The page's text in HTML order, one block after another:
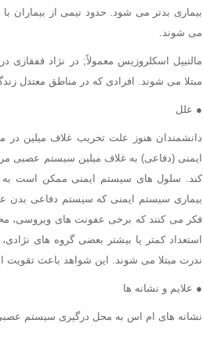
می شوند.
مبتلا می شوند. افرادی که در مناطق معتدل
● علل
دانشمندان هنوز علت تخریب غلاف میلین در
ایمنی (دفاعی) به غلاف میلین سیستم عصبی
کند. سلول های سیستم ایمنی ممکن است به
بیماری سیستم ایمنی که سیستم دفاعی بدن
فکر می کنند که برخی عفونت های ویروسی،
استعداد کمتر یا بیشتر بعضی گروه های
ندرت مبتلا می شوند. این شواهد باعث تقویت
● علایم و نشانه ها
نشانه های ام اس به محل درگیری سیستم عصبی